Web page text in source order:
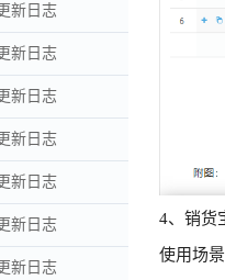
新日志
新日志
新日志
新日志
新日志
新日志
新日志
4、销货
使用场景